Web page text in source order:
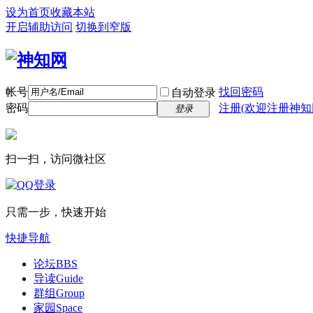
设为首页收藏本站
开启辅助访问 切换到窄版
帐号 自动登录 找回密码
密码
登录 注册(欢迎注册神
扫一扫，访问微社区
只需一步，快速开始
快捷导航
论坛BBS
导读Guide
群组Group
家园 Space